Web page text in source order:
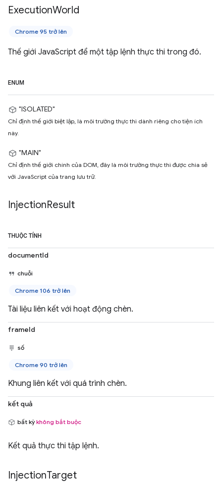
ExecutionWorld
Chrome 95 trở lên
Thế giới JavaScript để một tập lệnh thực thi trong đó.
ENUM
"ISOLATED"
Chỉ định thế giới biệt lập, là môi trường thực thi dành riêng cho tiện ích
này.
"MAIN"
Chỉ định thế giới chính của DOM, đây là môi trường thực thi được chia sẻ
với JavaScript của trang lưu trữ.
InjectionResult
THUỘC TÍNH
documentId
chuỗi
Chrome 106 trở lên
Tài liệu liên kết với hoạt động chèn.
frameId
số
Chrome 90 trở lên
Khung liên kết với quá trình chèn.
kết quả
bất kỳkhông bắt buộc
Kết quả thực thi tập lệnh.
InjectionTarget